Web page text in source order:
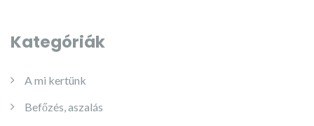
Kategóriák
A mi kertünk
Befőzés, aszalás